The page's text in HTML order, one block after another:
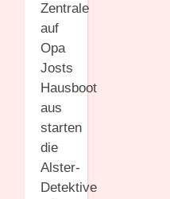
Zentrale
auf
Opa
Josts
Hausboot
aus
starten
die
Alster-
Detektive